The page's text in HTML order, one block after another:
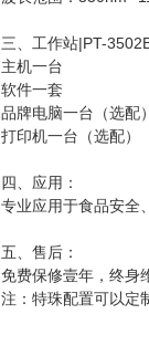
三、工作站|PT-
主机一台
软件一套
品牌电脑一台（选配
打印机一台（选配）
四、应用：
专业应用于食品安全
五、售后：
免费保修壹年，终身
注：特珠配置可以定